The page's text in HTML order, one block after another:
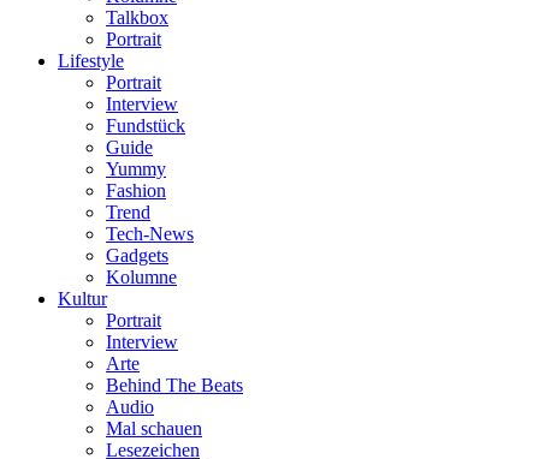
Talkbox
Portrait
Lifestyle
Portrait
Interview
Fundstück
Guide
Yummy
Fashion
Trend
Tech-News
Gadgets
Kolumne
Kultur
Portrait
Interview
Arte
Behind The Beats
Audio
Mal schauen
Lesezeichen